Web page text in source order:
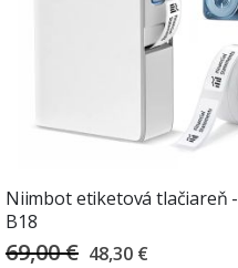
Niimbot etiketová tlačiareň -
B18
69,00 € Special
Price
48,30 €